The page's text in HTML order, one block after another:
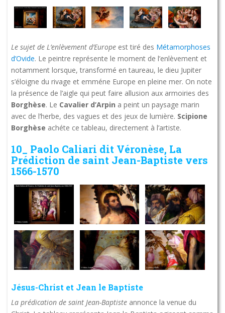
Le sujet de L’enlèvement d’Europe est tiré des Métamorphoses
d’Ovide. Le peintre représente le moment de l’enlèvement et
notamment lorsque, transformé en taureau, le dieu Jupiter
s’éloigne du rivage et emméne Europe en pleine mer. On note
la présence de l’aigle qui peut faire allusion aux armoiries des
Borghèse. Le Cavalier d’Arpin a peint un paysage marin
avec de l’herbe, des vagues et des jeux de lumière. Scipione
Borghèse achéte ce tableau, directement à l’artiste.
10_ Paolo Caliari dit Véronèse, La
Prédiction de saint Jean-Baptiste vers
1566-1570
Jésus-Christ et Jean le Baptiste
La prédication de saint Jean-Baptiste annonce la venue du